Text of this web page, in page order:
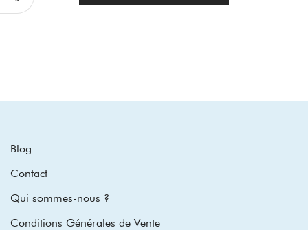
Blog
Contact
Qui sommes-nous ?
Conditions Générales de Vente